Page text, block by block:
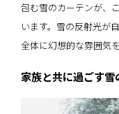
包む雪のカーテンが、
います。雪の反射光が
全体に幻想的な雰囲気
家族と共に過ごす雪